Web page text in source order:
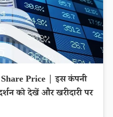
Price | इस कंपनी
को देखें और खरीदारी पर